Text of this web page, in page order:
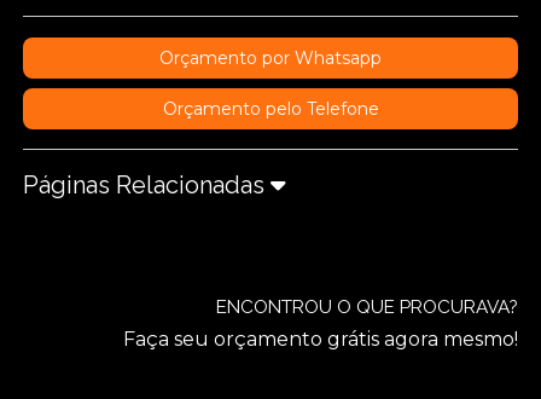
Orçamento por Whatsapp
Orçamento pelo Telefone
Páginas Relacionadas
ENCONTROU O QUE PROCURAVA?
Faça seu orçamento grátis agora mesmo!